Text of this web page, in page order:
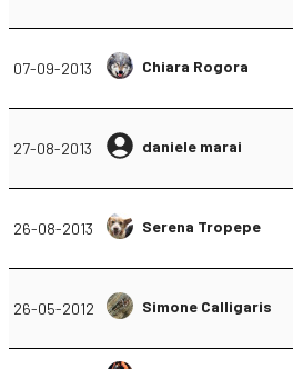
07-09-2013 Chiara Rogora
27-08-2013 daniele marai
26-08-2013 Serena Tropepe
26-05-2012 Simone Calligaris